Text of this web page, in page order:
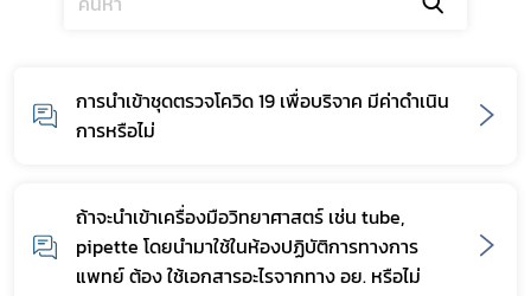
การนำเข้าชุดตรวจโควิด 19 เพื่อบริจาค มีค่าดำเนิน
การหรือไม่
ถ้าจะนำเข้าเครื่องมือวิทยาศาสตร์ เช่น tube,
pipette โดยนำมาใช้ในห้องปฏิบัติการทางการ
แพทย์ ต้อง ใช้เอกสารอะไรจากทาง อย. หรือไม่